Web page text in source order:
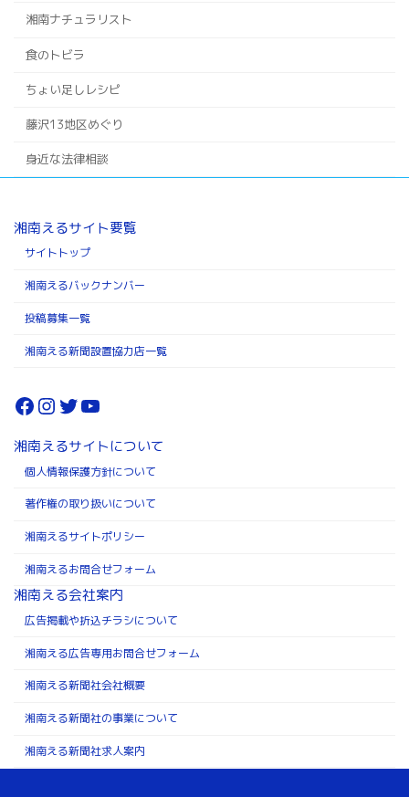
湘南ナチュラリスト
食のトビラ
ちょい足しレシピ
藤沢13地区めぐり
身近な法律相談
湘南えるサイト要覧
サイトトップ
湘南えるバックナンバー
投稿募集一覧
湘南える新聞設置協力店一覧
Facebook
Instagram
Twitter
YouTube
湘南えるサイトについて
個人情報保護方針について
著作権の取り扱いについて
湘南えるサイトポリシー
湘南えるお問合せフォーム
湘南える会社案内
広告掲載や折込チラシについて
湘南える広告専用お問合せフォーム
湘南える新聞社会社概要
湘南える新聞社の事業について
湘南える新聞社求人案内